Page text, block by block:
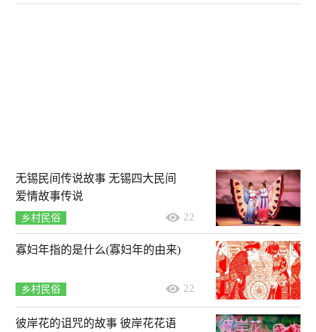
无锡民间传说故事 无锡四大民间
爱情故事传说
乡村民俗 22
寡妇年指的是什么(寡妇年的由来)
乡村民俗 22
彼岸花的诅咒的故事 彼岸花花语